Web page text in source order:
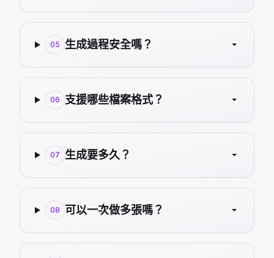
05 生成過程安全嗎？
06 支援哪些檔案格式？
07 生成要多久？
08 可以一次做多張嗎？